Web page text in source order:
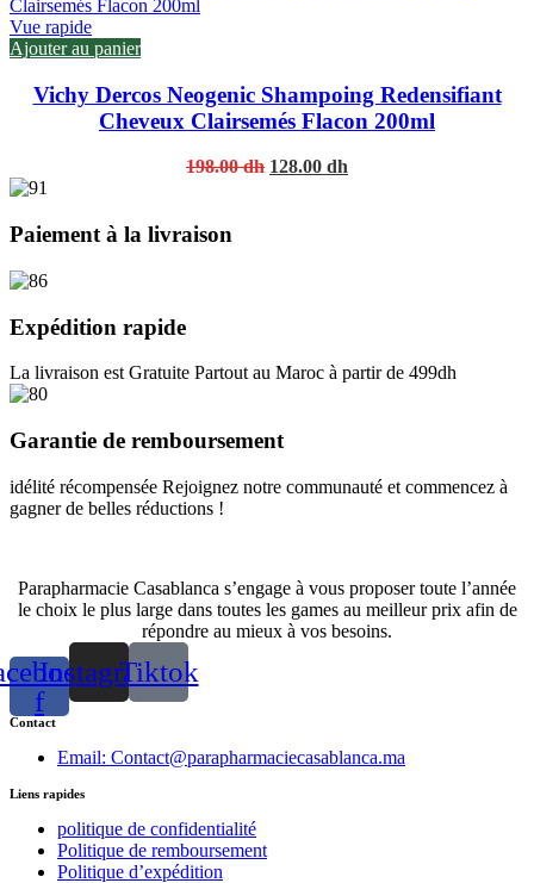
Vue rapide
Ajouter au panier
Vichy Dercos Neogenic Shampoing Redensifiant
Cheveux Clairsemés Flacon 200ml
198.00dh Original
128.00 dh
Paiement à la livraison
Expédition rapide
La livraison est Gratuite Partout au Maroc à partir de 499dh
Garantie de remboursement
idélité récompensée Rejoignez notre communauté et commencez à
gagner de belles réductions !
Parapharmacie Casablanca s’engage à vous proposer toute l’année
le choix le plus large dans toutes les games au meilleur prix afin de
répondre au mieux à vos besoins.
f
InstagramTiktok
Contact
Email: Contact@parapharmaciecasablanca.ma
Liens rapides
politique de confidentialité
Politique de remboursement
Politique d’expédition